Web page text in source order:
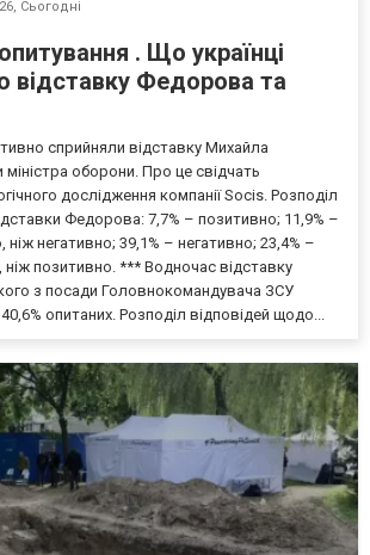
Сьогодні
. Що українці
відставку Федорова та
сприйняли відставку Михайла
оборони. Про це свідчать
дослідження компанії Socis. Розподіл
Федорова: 7,7% – позитивно; 11,9% –
негативно; 39,1% – негативно; 23,4% –
ніж позитивно. *** Водночас відставку
з посади Головнокомандувача ЗСУ
опитаних. Розподіл відповідей щодо...